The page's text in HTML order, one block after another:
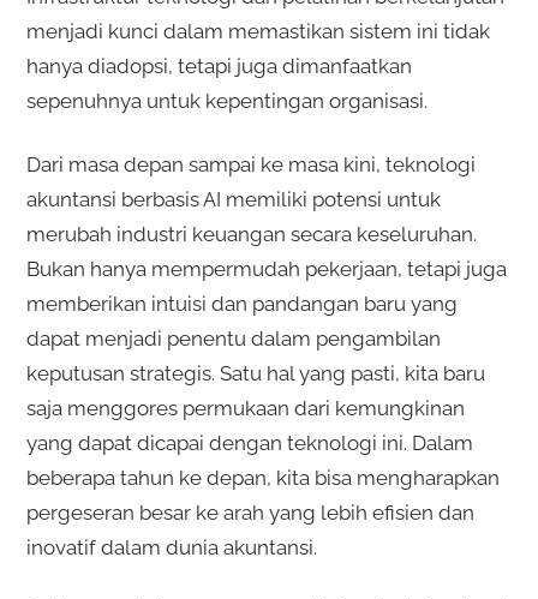
menjadi kunci dalam memastikan sistem ini tidak
hanya diadopsi, tetapi juga dimanfaatkan
sepenuhnya untuk kepentingan organisasi.
Dari masa depan sampai ke masa kini, teknologi
akuntansi berbasis AI memiliki potensi untuk
merubah industri keuangan secara keseluruhan.
Bukan hanya mempermudah pekerjaan, tetapi juga
memberikan intuisi dan pandangan baru yang
dapat menjadi penentu dalam pengambilan
keputusan strategis. Satu hal yang pasti, kita baru
saja menggores permukaan dari kemungkinan
yang dapat dicapai dengan teknologi ini. Dalam
beberapa tahun ke depan, kita bisa mengharapkan
pergeseran besar ke arah yang lebih efisien dan
inovatif dalam dunia akuntansi.